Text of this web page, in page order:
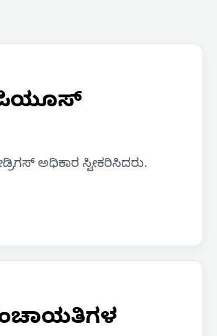
ಪಿಯೂಸ್
ಅಧಿಕಾರ ಸ್ವೀಕರಿಸಿದರು.